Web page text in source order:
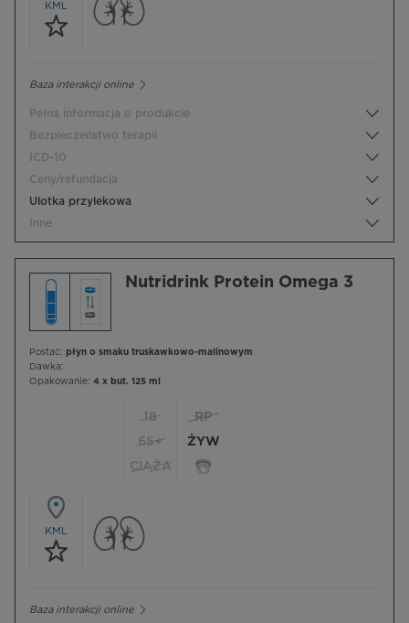
KML
Baza interakcji online
Pełna informacja o produkcie
Bezpieczeństwo terapii
ICD-10
Ceny/refundacja
Ulotka przylekowa
Inne
Nutridrink Protein Omega 3
Postać: płyn o smaku truskawkowo-malinowym
Dawka:
Opakowanie: 4 x but. 125 ml
18
65+
CIĄŻA
RP
ŻYW
KML
Baza interakcji online